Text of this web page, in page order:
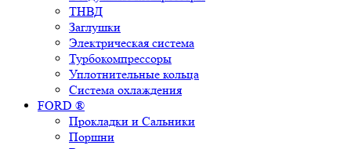
ТНВД
Заглушки
Электрическая система
Турбокомпрессоры
Уплотнительные кольца
Система охлаждения
FORD ®
Прокладки и Сальники
Поршни